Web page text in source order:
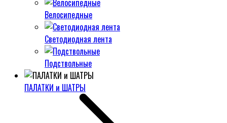
Велосипедные
Светодиодная лента
Подствольные
ПАЛАТКИ и ШАТРЫ